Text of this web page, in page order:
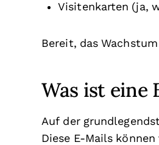
Visitenkarten (ja,
Bereit, das
Was ist eine
Auf der
Diese E-Mails